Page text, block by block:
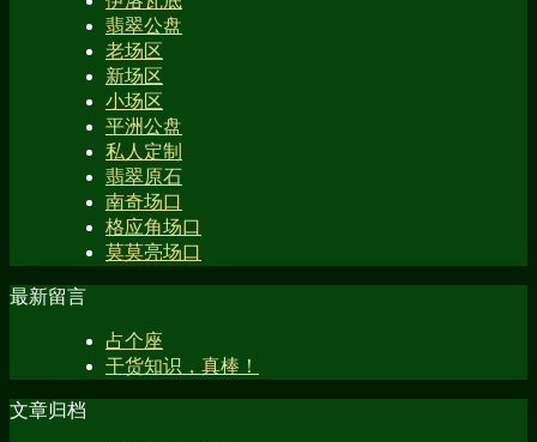
翡翠公盘
老场区
新场区
小场区
平洲公盘
私人定制
翡翠原石
南奇场口
格应角场口
莫莫亮场口
最新留言
占个座
干货知识，真棒！
文章归档